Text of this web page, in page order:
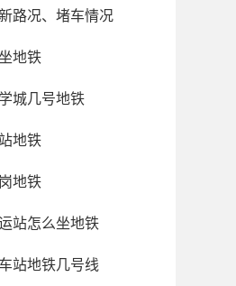
路况、堵车情况
地铁
城几号地铁
地铁
地铁
站怎么坐地铁
站地铁几号线